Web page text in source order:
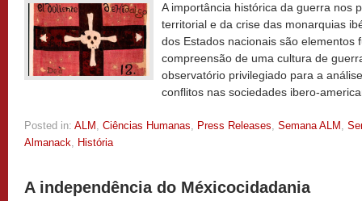
A importância histórica da guerra nos
territorial e da crise das monarquias
dos Estados nacionais são elementos
compreensão de uma cultura de
observatório privilegiado para a
conflitos nas sociedades ibero-
Posted in: ALM , Ciências Humanas, Press Releases, Semana ALM ,
Almanack, História
A independência do Méxicocidadania